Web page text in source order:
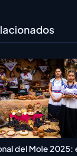
del Mole 2025: